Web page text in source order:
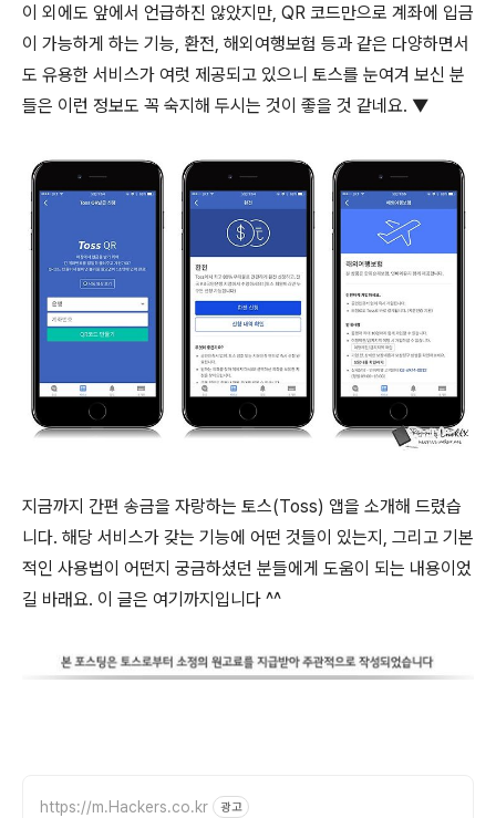
이 외에도 앞에서 언급하진 않았지만, QR 코드만으로 계좌에 입금
이 가능하게 하는 기능, 환전, 해외여행보험 등과 같은 다양하면서
도 유용한 서비스가 여럿 제공되고 있으니 토스를 눈여겨 보신 분
들은 이런 정보도 꼭 숙지해 두시는 것이 좋을 것 같네요. ▼
지금까지 간편 송금을 자랑하는 토스(Toss) 앱을 소개해 드렸습
니다. 해당 서비스가 갖는 기능에 어떤 것들이 있는지, 그리고 기본
적인 사용법이 어떤지 궁금하셨던 분들에게 도움이 되는 내용이었
길 바래요. 이 글은 여기까지입니다 ^^
https://m.Hackers.co.kr 광고